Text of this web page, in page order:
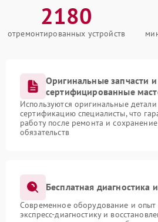
2180
отремонтированных устройств
Оригинальные запчасти и
сертифицированные
Используются оригинальные
сертификацию специалисты, что
работу после ремонта и
обязательств
Бесплатная диагностика
Современное оборудование и опыт
экспресс-диагностику и